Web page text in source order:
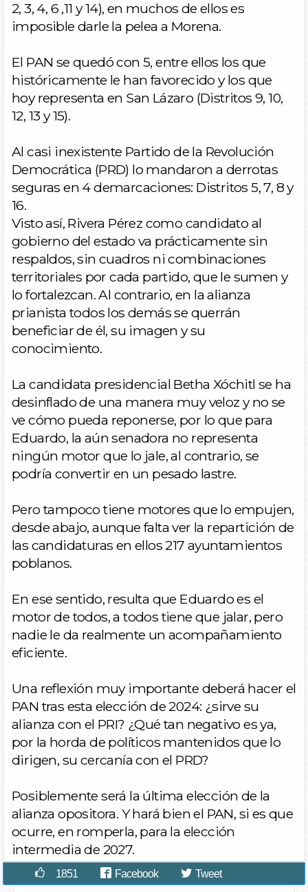
2, 3, 4, 6 ,11 y 14), en muchos de ellos es
imposible darle la pelea a Morena.
El PAN se quedó con 5, entre ellos los que
históricamente le han favorecido y los que
hoy representa en San Lázaro (Distritos 9, 10,
12, 13 y 15).
Al casi inexistente Partido de la Revolución
Democrática (PRD) lo mandaron a derrotas
seguras en 4 demarcaciones: Distritos 5, 7, 8 y
16.
Visto así, Rivera Pérez como candidato al
gobierno del estado va prácticamente sin
respaldos, sin cuadros ni combinaciones
territoriales por cada partido, que le sumen y
lo fortalezcan. Al contrario, en la alianza
prianista todos los demás se querrán
beneficiar de él, su imagen y su
conocimiento.
La candidata presidencial Betha Xóchitl se ha
desinflado de una manera muy veloz y no se
ve cómo pueda reponerse, por lo que para
Eduardo, la aún senadora no representa
ningún motor que lo jale, al contrario, se
podría convertir en un pesado lastre.
Pero tampoco tiene motores que lo empujen,
desde abajo, aunque falta ver la repartición de
las candidaturas en ellos 217 ayuntamientos
poblanos.
En ese sentido, resulta que Eduardo es el
motor de todos, a todos tiene que jalar, pero
nadie le da realmente un acompañamiento
eficiente.
Una reflexión muy importante deberá hacer el
PAN tras esta elección de 2024: ¿sirve su
alianza con el PRI? ¿Qué tan negativo es ya,
por la horda de políticos mantenidos que lo
dirigen, su cercanía con el PRD?
Posiblemente será la última elección de la
alianza opositora. Y hará bien el PAN, si es que
ocurre, en romperla, para la elección
intermedia de 2027.
1851 Facebook Tweet